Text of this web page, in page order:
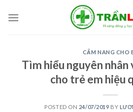
CẨM NANG CHO
Tìm hiểu nguyên nhân
cho trẻ em hiệu
POSTED ON 24/07/2019 BY